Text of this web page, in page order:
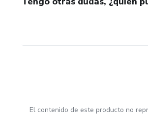
El contenido de este producto no